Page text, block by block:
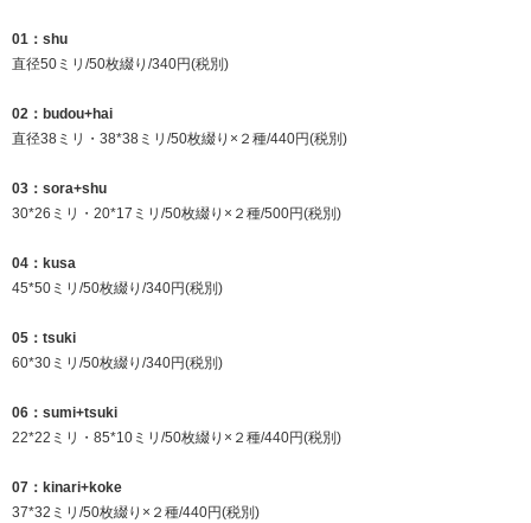
01：shu
直径50ミリ/50枚綴り/340円(税別)
02：budou+hai
直径38ミリ・38*38ミリ/50枚綴り×２種/440円(税別)
03：sora+shu
30*26ミリ・20*17ミリ/50枚綴り×２種/500円(税別)
04：kusa
45*50ミリ/50枚綴り/340円(税別)
05：tsuki
60*30ミリ/50枚綴り/340円(税別)
06：sumi+tsuki
22*22ミリ・85*10ミリ/50枚綴り×２種/440円(税別)
07：kinari+koke
37*32ミリ/50枚綴り×２種/440円(税別)